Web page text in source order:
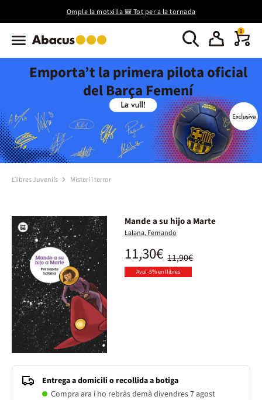
Omple la motxilla 🎒 Tot per a la tornada
0
Emporta’t la primera pilota oficial
del Barça Femení
Llibres Juvenils Misteri i terror
Mande a su hijo a Marte
Lalana, Fernando
11,90€
11,30€
Avui -5% en llibres
Entrega a domicili o recollida a botiga
Compra ara i ho rebràs demà divendres 7 agost